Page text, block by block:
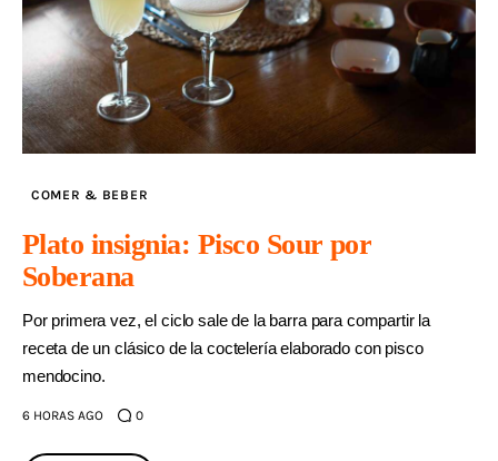
COMER & BEBER
Plato insignia: Pisco Sour por
Soberana
Por primera vez, el ciclo sale de la barra para compartir la
receta de un clásico de la coctelería elaborado con pisco
mendocino.
6 HORAS AGO 0